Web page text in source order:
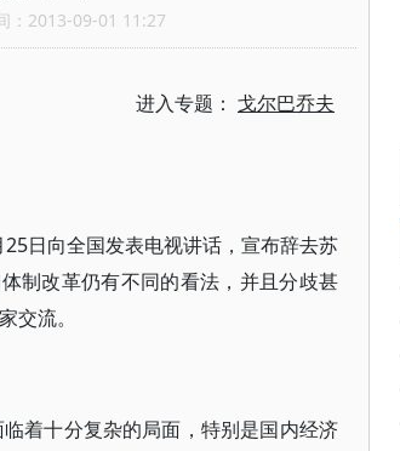
：2013-09-01 11:27
进入专题： 戈尔巴乔夫
日向全国发表电视讲话，宣布辞去苏
制改革仍有不同的看法，并且分歧甚
交流。
着十分复杂的局面，特别是国内经济